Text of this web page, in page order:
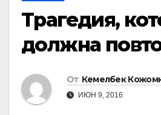
Трагедия,
должна
От Кемелбек
ИЮН 9, 2016